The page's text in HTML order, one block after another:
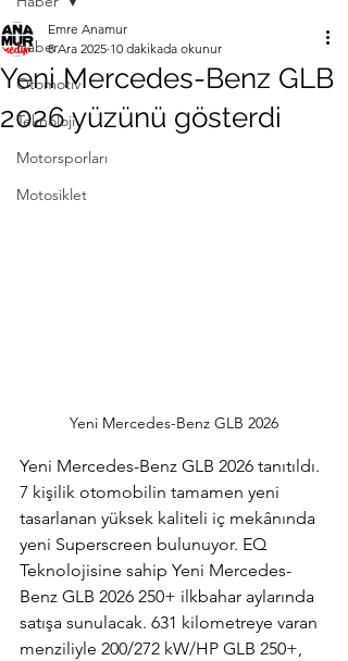
Haber
Otomotiv
Teknoloji
Motorsporları
Motosiklet
Yeni Mercedes-Benz GLB
2026 yüzünü gösterdi
Emre Anamur
8 Ara 2025 10 dakikada okunur
Yeni Mercedes-Benz GLB 2026
Yeni Mercedes-Benz GLB 2026 tanıtıldı.
7 kişilik otomobilin tamamen yeni
tasarlanan yüksek kaliteli iç mekânında
yeni Superscreen bulunuyor. EQ
Teknolojisine sahip Yeni Mercedes-
Benz GLB 2026 250+ ilkbahar aylarında
satışa sunulacak. 631 kilometreye varan
menziliyle 200/272 kW/HP GLB 250+,